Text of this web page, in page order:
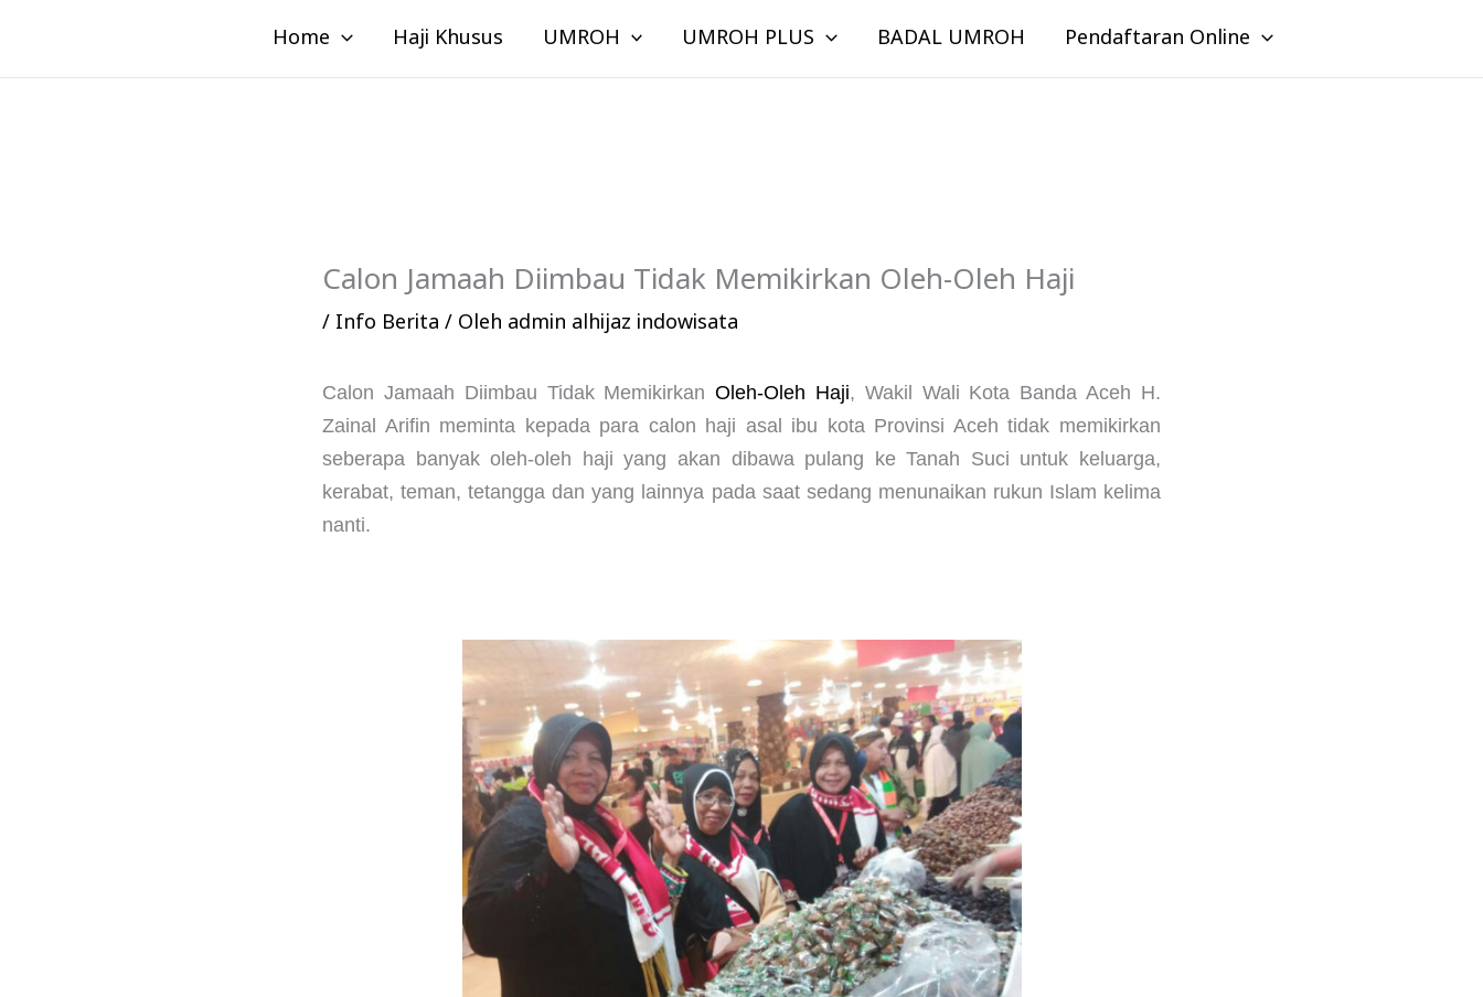
konten
Home Haji Khusus UMROH UMROH PLUS BADAL UMROH Pendaftaran Online
Calon Jamaah Diimbau Tidak Memikirkan Oleh-Oleh Haji
/ Info Berita / Oleh admin alhijaz indowisata
Calon Jamaah Diimbau Tidak MemikirkanOleh-Oleh Haji, Wakil Wali Kota Banda Aceh H.
Zainal Arifin meminta kepada para calon haji asal ibu kota Provinsi Aceh tidak memikirkan
seberapa banyak oleh-oleh haji yang akan dibawa pulang ke Tanah Suci untuk keluarga,
kerabat, teman, tetangga dan yang lainnya pada saat sedang menunaikan rukun Islam kelima
nanti.